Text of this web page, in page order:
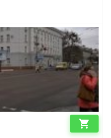
shopping_cart